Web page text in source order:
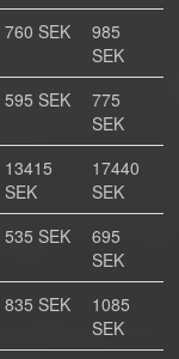
760 SEK
985
SEK
595 SEK
775
SEK
13415
SEK
17440
SEK
535 SEK
695
SEK
835 SEK
1085
SEK